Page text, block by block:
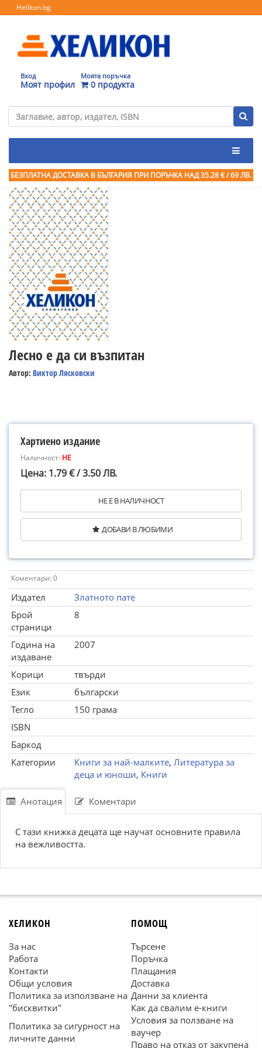
Helikon.bg
Вход
Моят профил
Моята поръчка
0 продукта
БЕЗПЛАТНА ДОСТАВКА В БЪЛГАРИЯ ПРИ ПОРЪЧКА НАД 35.28 € / 69 ЛВ.
Лесно е да си възпитан
Автор: Виктор Лясковски
Хартиено издание
Наличност: НЕ
Цена: 1.79 € / 3.50 ЛВ.
НЕ Е В НАЛИЧНОСТ
ДОБАВИ В ЛЮБИМИ
Коментари: 0
Издател
Златното пате
Брой
страници
8
Година на
издаване
2007
Корици
твърди
Език
български
Тегло
150 грама
ISBN
Баркод
Категории
Книги за най-малките, Литература за
деца и юноши, Книги
Анотация Коментари
С тази книжка децата ще научат основните правила
на вежливостта.
ХЕЛИКОН
За нас
Работа
Контакти
Общи условия
Политика за използване на
"бисквитки"
Политика за сигурност на
личните данни
ПОМОЩ
Търсене
Поръчка
Плащания
Доставка
Данни за клиента
Как да свалим е-книги
Условия за ползване на
ваучер
Право на отказ от закупена